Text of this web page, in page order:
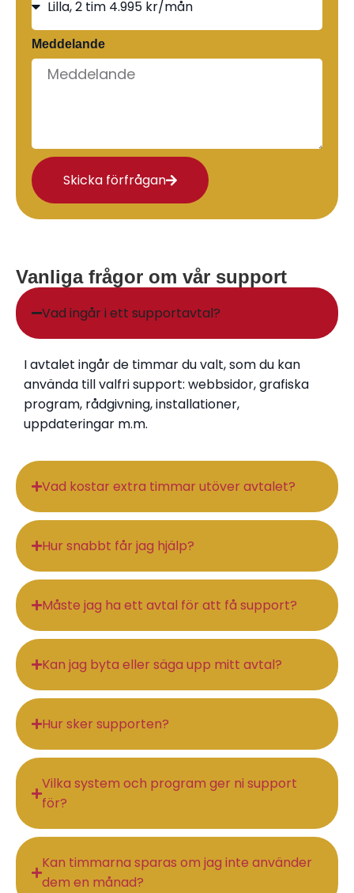
Meddelande
Skicka förfrågan
Vanliga frågor om vår support
Vad ingår i ett supportavtal?
I avtalet ingår de timmar du valt, som du kan
använda till valfri support: webbsidor, grafiska
program, rådgivning, installationer,
uppdateringar m.m.
Vad kostar extra timmar utöver avtalet?
Hur snabbt får jag hjälp?
Måste jag ha ett avtal för att få support?
Kan jag byta eller säga upp mitt avtal?
Hur sker supporten?
Vilka system och program ger ni support
för?
Kan timmarna sparas om jag inte använder
dem en månad?